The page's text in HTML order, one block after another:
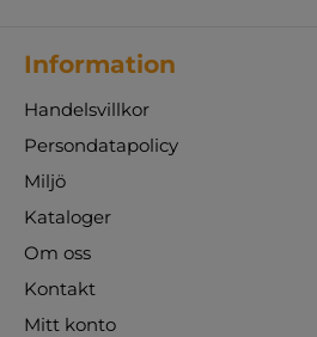
Information
Handelsvillkor
Persondatapolicy
Miljö
Kataloger
Om oss
Kontakt
Mitt konto